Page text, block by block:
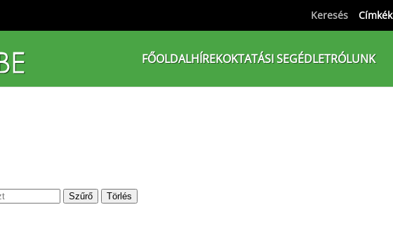
Keresés Címkék
FŐOLDALHÍREKOKTATÁSI SEGÉDLETRÓLUNK
Szűrő Törlés